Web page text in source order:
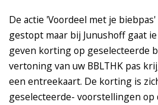
De actie 'Voordeel met je
gestopt maar bij Junushoff gaat
geven korting op geselecteerde
vertoning van uw BBLTHK pas
een entreekaart. De korting is
geselecteerde- voorstellingen op